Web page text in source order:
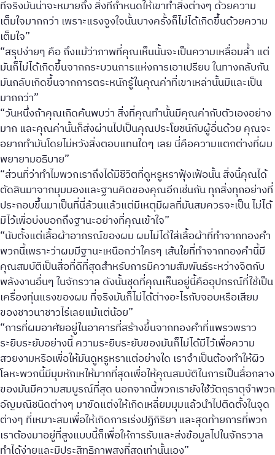
ที่จริงมันน่าจะหมายถึง สิ่งที่กำหนดให้เขาทำสิ่งต่างๆ ด้วยความ
เต็มใจมากกว่า เพราะแรงจูงใจนั้นบางครั้งก็ไม่ได้เกิดขึ้นด้วยความ
เต็มใจ”
“สรุปง่ายๆ คือ ถึงแม้ว่าภาพที่คุณเห็นนั้นจะเป็นความเหลื่อมล้ำ แต่
มันก็ไม่ได้เกิดขึ้นจากกระบวนการแห่งการเอาเปรียบ ในทางกลับกัน
มันกลับเกิดขึ้นจากการตระหนักรู้ในคุณค่าที่เขาเหล่านั้นมีและเป็น
มากกว่า”
“วันหนึ่งถ้าคุณเกิดค้นพบว่า สิ่งที่คุณทำนั้นมีคุณค่ากับตัวเองอย่าง
มาก และคุณค่านั้นก็ส่งผ่านไปเป็นคุณประโยชน์กับผู้อื่นด้วย คุณจะ
อยากทำมันโดยไม่หวังสิ่งตอบแทนใดๆ เลย นี่คือความแตกต่างที่ผม
พยายามอธิบาย”
“ส่วนที่ว่าทำไมพวกเราถึงได้มีชีวิตที่ดูหรูหราฟุ้งเฟ้อนั้น สิ่งนี้คุณได้
ตัดสินมาจากมุมมองและฐานคิดของคุณอีกเช่นกัน ทุกสิ่งทุกอย่างที่
ประกอบขึ้นมาเป็นที่นี่ล้วนแล้วแต่มีเหตุมีผลที่มันสมควรจะเป็น ไม่ได้
มีไว้เพื่อบ่งบอกถึงฐานะอย่างที่คุณเข้าใจ”
“นับตั้งแต่เสื้อผ้าอาภรณ์ของผม ผมไม่ได้ใส่เสื้อผ้าที่ทำจากทองคำ
พวกนี้เพราะว่าผมมีฐานะเหนือกว่าใครๆ เส้นใยที่ทำจากทองคำนี้มี
คุณสมบัติเป็นสื่อที่ดีที่สุดสำหรับการมีความสัมพันธ์ระหว่างจิตกับ
พลังงานอื่นๆ ในจักรวาล ดังนั้นชุดที่คุณเห็นอยู่นี้คืออุปกรณ์ที่ใช้เป็น
เครื่องทุ่นแรงของผม ที่จริงมันก็ไม่ได้ต่างอะไรกับจอบหรือเสียม
ของชาวนาชาวไร่เลยแม้แต่น้อย”
“การที่ผมอาศัยอยู่ในอาคารที่สร้างขึ้นจากทองคำที่แพรวพราว
ระยิบระยับอย่างนี้ ความระยิบระยับของมันก็ไม่ได้มีไว้เพื่อความ
สวยงามหรือเพื่อให้มันดูหรูหราแต่อย่างใด เราจำเป็นต้องทำให้ผิว
โลหะพวกนี้มีมุมหักเหให้มากที่สุดเพื่อให้คุณสมบัติในการเป็นสื่อกลาง
ของมันมีความสมบูรณ์ที่สุด นอกจากนี้พวกเรายังใช้วัตถุธาตุจำพวก
อัญมณีชนิดต่างๆ มาขัดแต่งให้เกิดเหลี่ยมมุมแล้วนำไปติดตั้งในจุด
ต่างๆ ที่เหมาะสมเพื่อให้เกิดการเร่งปฏิกิริยา และสุดท้ายการที่พวก
เราต้องมาอยู่ที่สูงแบบนี้ก็เพื่อให้การรับและส่งข้อมูลไปในจักรวาล
ทำได้ง่ายและมีประสิทธิภาพสูงที่สุดเท่านั้นเอง”